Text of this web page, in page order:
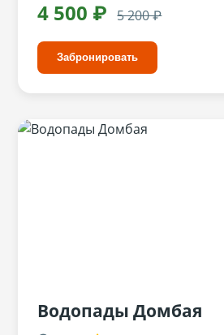
4 500 ₽ 5 200 ₽
Забронировать
Водопады Домбая